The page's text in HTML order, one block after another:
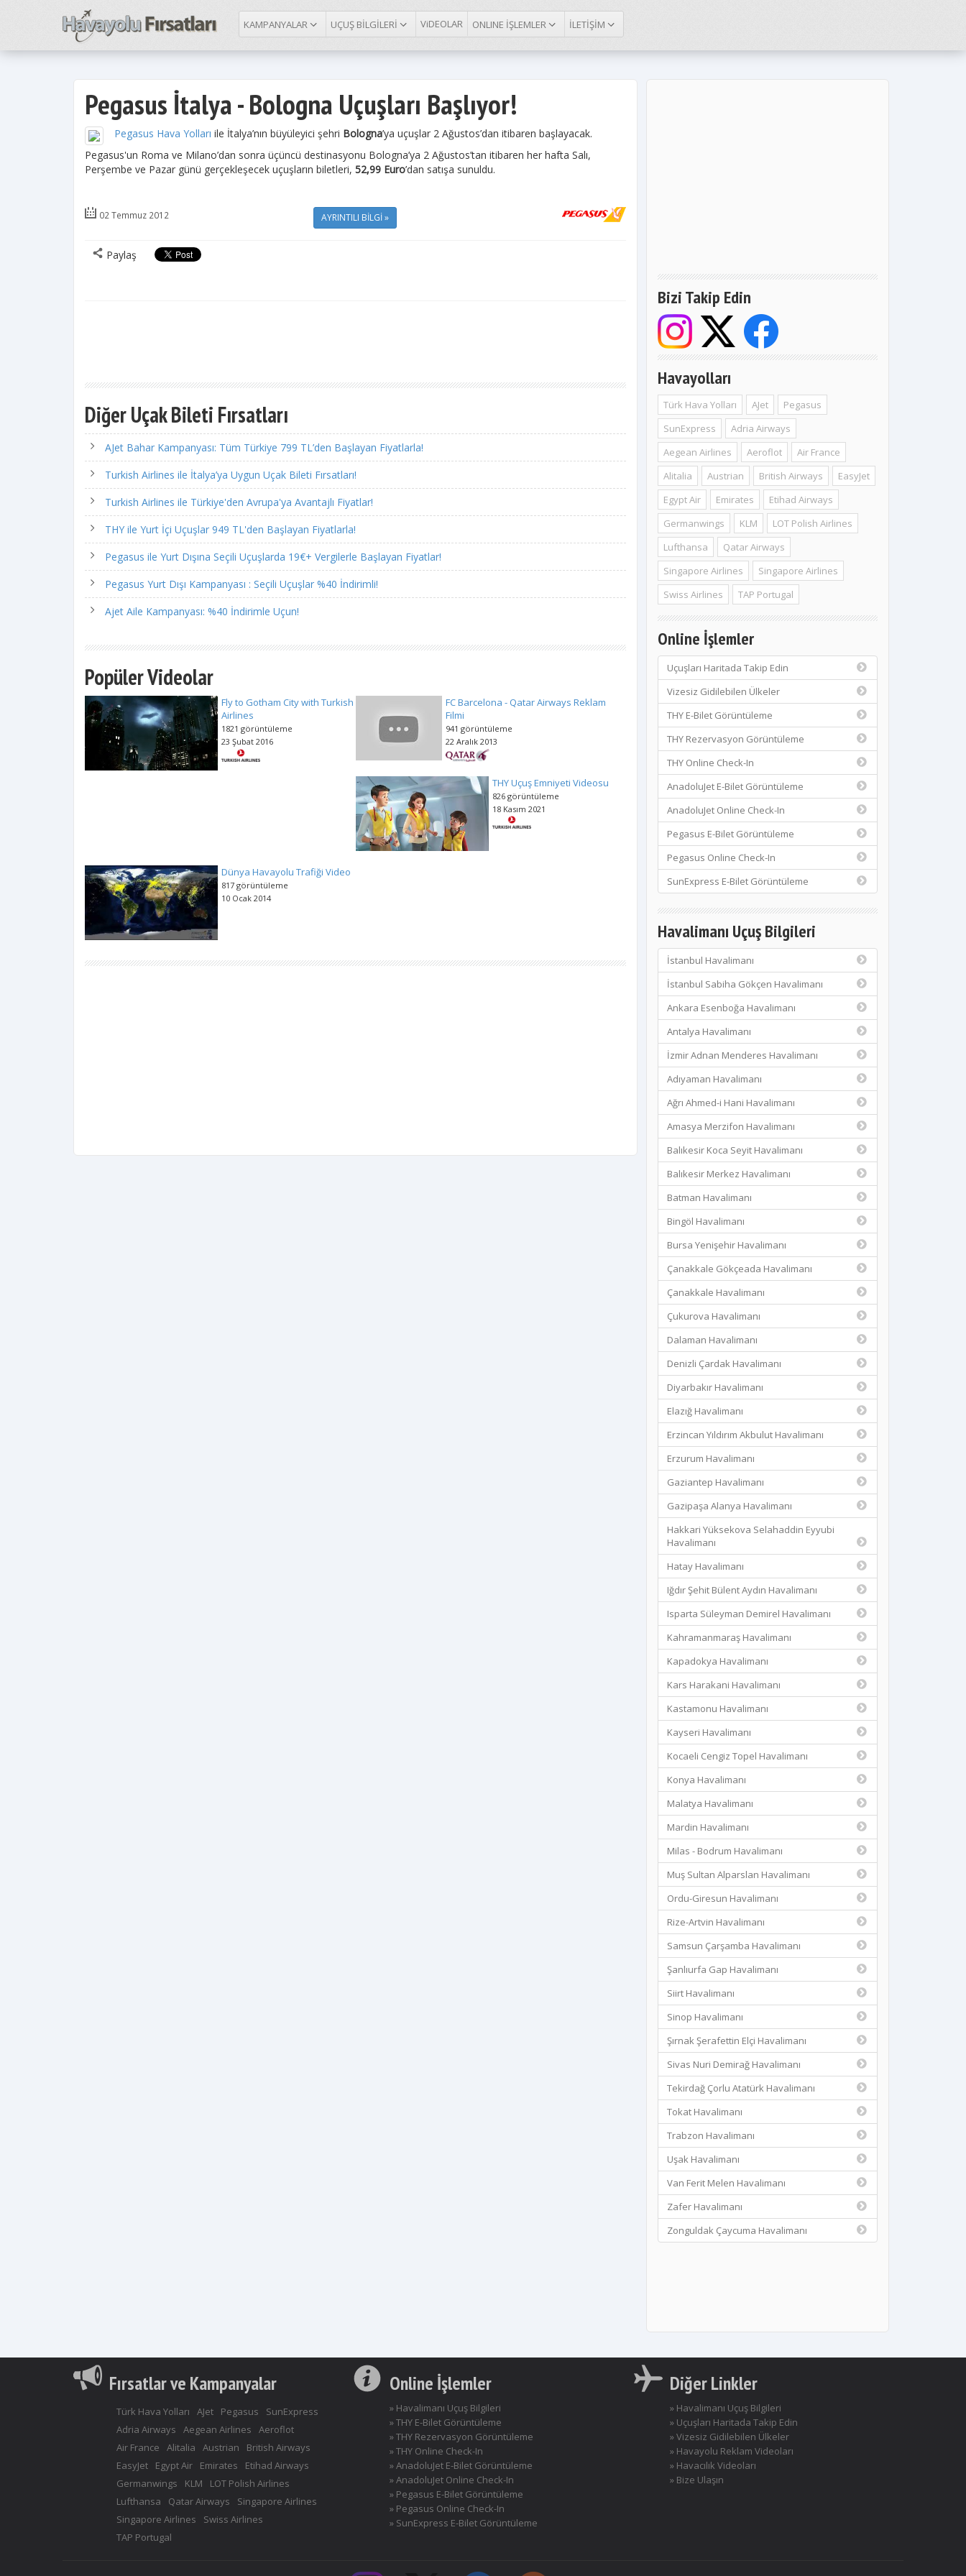
KAMPANYALAR UÇUŞ BİLGİLERİ ViDEOLAR ONLINE İŞLEMLER İLETİŞİM
Pegasus İtalya - Bologna Uçuşları Başlıyor!
Pegasus Hava Yolları ile İtalya’nın büyüleyici şehri Bologna’ya uçuşlar 2 Ağustos’dan itibaren başlayacak.
Pegasus'un Roma ve Milano’dan sonra üçüncü destinasyonu Bologna’ya 2 Ağustos’tan itibaren her hafta Salı,
Perşembe ve Pazar günü gerçekleşecek uçuşların biletleri, 52,99 Euro’dan satışa sunuldu.
02 Temmuz 2012 AYRINTILI BİLGİ »
Paylaş
Diğer Uçak Bileti Fırsatları
AJet Bahar Kampanyası: Tüm Türkiye 799 TL’den Başlayan Fiyatlarla!
Turkish Airlines ile İtalya’ya Uygun Uçak Bileti Fırsatları!
Turkish Airlines ile Türkiye'den Avrupa'ya Avantajlı Fiyatlar!
THY ile Yurt İçi Uçuşlar 949 TL'den Başlayan Fiyatlarla!
Pegasus ile Yurt Dışına Seçili Uçuşlarda 19€+ Vergilerle Başlayan Fiyatlar!
Pegasus Yurt Dışı Kampanyası : Seçili Uçuşlar %40 İndirimli!
Ajet Aile Kampanyası: %40 İndirimle Uçun!
Popüler Videolar
Fly to Gotham City with Turkish
Airlines
1821 görüntüleme
23 Şubat 2016
FC Barcelona - Qatar Airways Reklam
Filmi
941 görüntüleme
22 Aralık 2013
THY Uçuş Emniyeti Videosu
826 görüntüleme
18 Kasım 2021
Dünya Havayolu Trafiği Video
817 görüntüleme
10 Ocak 2014
Bizi Takip Edin
Havayolları
Türk Hava Yolları AJet
Pegasus
SunExpress
Adria Airways
Aegean Airlines
Aeroflot
Air France
Alitalia
Austrian British Airways
EasyJet
Egypt Air
Emirates
Etihad Airways
Germanwings
KLM
LOT Polish Airlines
Lufthansa
Qatar Airways
Singapore Airlines
Singapore Airlines
Swiss Airlines
TAP Portugal
Online İşlemler
Uçuşları Haritada Takip Edin
Vizesiz Gidilebilen Ülkeler
THY E-Bilet Görüntüleme
THY Rezervasyon Görüntüleme
THY Online Check-In
AnadoluJet E-Bilet Görüntüleme
AnadoluJet Online Check-In
Pegasus E-Bilet Görüntüleme
Pegasus Online Check-In
SunExpress E-Bilet Görüntüleme
Havalimanı Uçuş Bilgileri
İstanbul Havalimanı
İstanbul Sabiha Gökçen Havalimanı
Ankara Esenboğa Havalimanı
Antalya Havalimanı
İzmir Adnan Menderes Havalimanı
Adıyaman Havalimanı
Ağrı Ahmed-i Hani Havalimanı
Amasya Merzifon Havalimanı
Balıkesir Koca Seyit Havalimanı
Balıkesir Merkez Havalimanı
Batman Havalimanı
Bingöl Havalimanı
Bursa Yenişehir Havalimanı
Çanakkale Gökçeada Havalimanı
Çanakkale Havalimanı
Çukurova Havalimanı
Dalaman Havalimanı
Denizli Çardak Havalimanı
Diyarbakır Havalimanı
Elazığ Havalimanı
Erzincan Yıldırım Akbulut Havalimanı
Erzurum Havalimanı
Gaziantep Havalimanı
Gazipaşa Alanya Havalimanı
Hakkari Yüksekova Selahaddin Eyyubi
Havalimanı
Hatay Havalimanı
Iğdır Şehit Bülent Aydın Havalimanı
Isparta Süleyman Demirel Havalimanı
Kahramanmaraş Havalimanı
Kapadokya Havalimanı
Kars Harakani Havalimanı
Kastamonu Havalimanı
Kayseri Havalimanı
Kocaeli Cengiz Topel Havalimanı
Konya Havalimanı
Malatya Havalimanı
Mardin Havalimanı
Milas - Bodrum Havalimanı
Muş Sultan Alparslan Havalimanı
Ordu-Giresun Havalimanı
Rize-Artvin Havalimanı
Samsun Çarşamba Havalimanı
Şanlıurfa Gap Havalimanı
Siirt Havalimanı
Sinop Havalimanı
Şırnak Şerafettin Elçi Havalimanı
Sivas Nuri Demirağ Havalimanı
Tekirdağ Çorlu Atatürk Havalimanı
Tokat Havalimanı
Trabzon Havalimanı
Uşak Havalimanı
Van Ferit Melen Havalimanı
Zafer Havalimanı
Zonguldak Çaycuma Havalimanı
Fırsatlar ve Kampanyalar
Türk Hava Yolları AJet Pegasus
SunExpress
Adria Airways
Aegean Airlines
Aeroflot
Air France
Alitalia Austrian
British Airways
EasyJet
Egypt Air Emirates
Etihad Airways
Germanwings
KLM
LOT Polish Airlines
Lufthansa
Qatar Airways
Singapore Airlines
Singapore Airlines
Swiss Airlines
TAP Portugal
Online İşlemler
» Havalimanı Uçuş Bilgileri
» THY E-Bilet Görüntüleme
» THY Rezervasyon Görüntüleme
» THY Online Check-In
» AnadoluJet E-Bilet Görüntüleme
» AnadoluJet Online Check-In
» Pegasus E-Bilet Görüntüleme
» Pegasus Online Check-In
» SunExpress E-Bilet Görüntüleme
Diğer Linkler
» Havalimanı Uçuş Bilgileri
» Uçuşları Haritada Takip Edin
» Vizesiz Gidilebilen Ülkeler
» Havayolu Reklam Videoları
» Havacılık Videoları
» Bize Ulaşın